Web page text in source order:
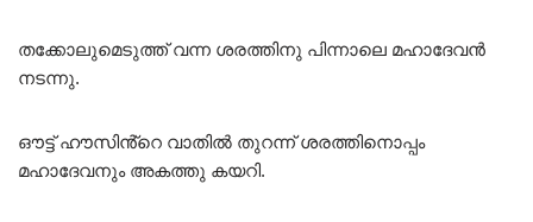
തക്കോലുമെടുത്ത് വന്ന ശരത്തിനു പിന്നാലെ മഹാദേവൻ
നടന്നു.
ഔട്ട് ഹൗസിൻ്റെ വാതിൽ തുറന്ന് ശരത്തിനൊപ്പം
മഹാദേവനും അകത്തു കയറി.